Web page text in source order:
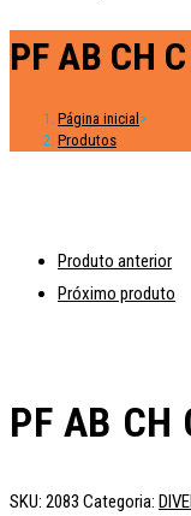
PF AB CH
Página inicial >
Produtos
Produto anterior
Próximo produto
PF AB CH
SKU: 2083 Categoria: